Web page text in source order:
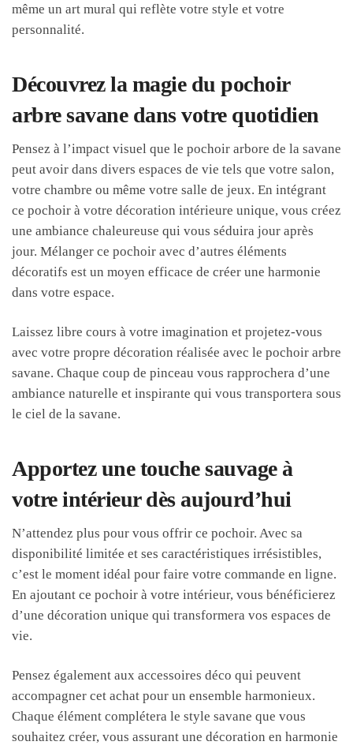
même un art mural qui reflète votre style et votre
personnalité.
Découvrez la magie du pochoir
arbre savane dans votre quotidien
Pensez à l’impact visuel que le pochoir arbore de la savane
peut avoir dans divers espaces de vie tels que votre salon,
votre chambre ou même votre salle de jeux. En intégrant
ce pochoir à votre décoration intérieure unique, vous créez
une ambiance chaleureuse qui vous séduira jour après
jour. Mélanger ce pochoir avec d’autres éléments
décoratifs est un moyen efficace de créer une harmonie
dans votre espace.
Laissez libre cours à votre imagination et projetez-vous
avec votre propre décoration réalisée avec le pochoir arbre
savane. Chaque coup de pinceau vous rapprochera d’une
ambiance naturelle et inspirante qui vous transportera sous
le ciel de la savane.
Apportez une touche sauvage à
votre intérieur dès aujourd’hui
N’attendez plus pour vous offrir ce pochoir. Avec sa
disponibilité limitée et ses caractéristiques irrésistibles,
c’est le moment idéal pour faire votre commande en ligne.
En ajoutant ce pochoir à votre intérieur, vous bénéficierez
d’une décoration unique qui transformera vos espaces de
vie.
Pensez également aux accessoires déco qui peuvent
accompagner cet achat pour un ensemble harmonieux.
Chaque élément complétera le style savane que vous
souhaitez créer, vous assurant une décoration en harmonie